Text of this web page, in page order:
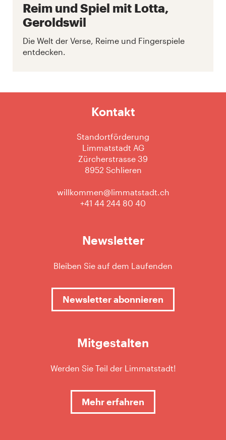
Reim und Spiel mit Lotta,
Geroldswil
Die Welt der Verse, Reime und Fingerspiele
entdecken.
Kontakt
Standortförderung
Limmatstadt AG
Zürcherstrasse 39
8952 Schlieren
willkommen@limmatstadt.ch
+41 44 244 80 40
Newsletter
Bleiben Sie auf dem Laufenden
Newsletter abonnieren
Mitgestalten
Werden Sie Teil der Limmatstadt!
Mehr erfahren